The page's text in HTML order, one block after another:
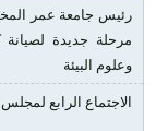
رئيس جامعة عمر
مرحلة جديدة لصيانة
وعلوم البيئة
الاجتماع الرابع لمجلس